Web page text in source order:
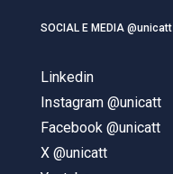
SOCIAL E MEDIA @unicatt
Linkedin
Instagram @unicatt
Facebook @unicatt
X @unicatt